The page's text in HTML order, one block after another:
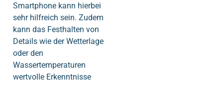
Smartphone kann hierbei
sehr hilfreich sein. Zudem
kann das Festhalten von
Details wie der Wetterlage
oder den
Wassertemperaturen
wertvolle Erkenntnisse